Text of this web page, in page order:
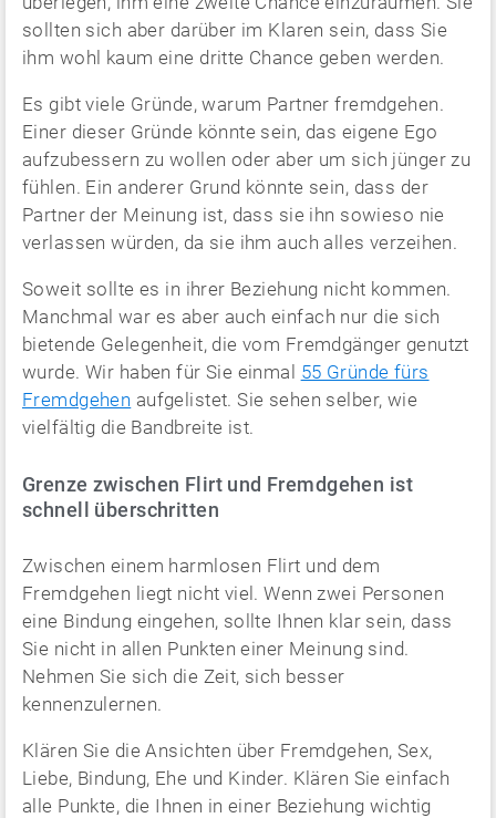
sollten sich aber darüber im Klaren sein, dass Sie
ihm wohl kaum eine dritte Chance geben werden.
Es gibt viele Gründe, warum Partner fremdgehen.
Einer dieser Gründe könnte sein, das eigene Ego
aufzubessern zu wollen oder aber um sich jünger zu
fühlen. Ein anderer Grund könnte sein, dass der
Partner der Meinung ist, dass sie ihn sowieso nie
verlassen würden, da sie ihm auch alles verzeihen.
Soweit sollte es in ihrer Beziehung nicht kommen.
Manchmal war es aber auch einfach nur die sich
bietende Gelegenheit, die vom Fremdgänger genutzt
wurde. Wir haben für Sie einmal 55 Gründe fürs
Fremdgehen aufgelistet. Sie sehen selber, wie
vielfältig die Bandbreite ist.
Grenze zwischen Flirt und Fremdgehen ist
schnell überschritten
Zwischen einem harmlosen Flirt und dem
Fremdgehen liegt nicht viel. Wenn zwei Personen
eine Bindung eingehen, sollte Ihnen klar sein, dass
Sie nicht in allen Punkten einer Meinung sind.
Nehmen Sie sich die Zeit, sich besser
kennenzulernen.
Klären Sie die Ansichten über Fremdgehen, Sex,
Liebe, Bindung, Ehe und Kinder. Klären Sie einfach
alle Punkte, die Ihnen in einer Beziehung wichtig